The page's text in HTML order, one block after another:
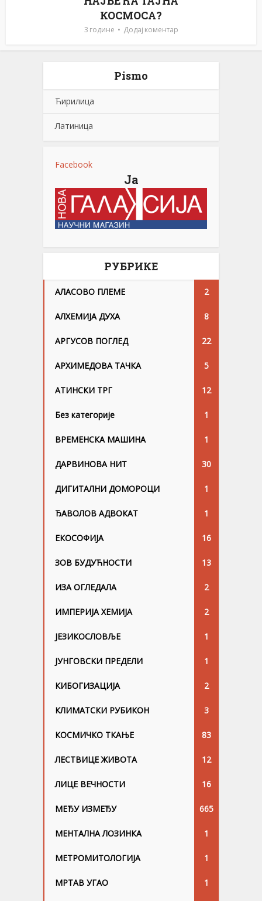
КОСМОСА?
3 године Додај коментар
Pismo
Ћирилица
Латиница
Facebook
Ја
РУБРИКЕ
АЛАСОВО ПЛЕМЕ 2
АЛХЕМИЈА ДУХА 8
АРГУСОВ ПОГЛЕД 22
АРХИМЕДОВА ТАЧКА 5
АТИНСКИ ТРГ 12
Без категорије 1
ВРЕМЕНСКА МАШИНА 1
ДАРВИНОВА НИТ 30
ДИГИТАЛНИ ДОМОРОЦИ 1
ЂАВОЛОВ АДВОКАТ 1
ЕКОСОФИЈА 16
ЗОВ БУДУЋНОСТИ 13
ИЗА ОГЛЕДАЛА 2
ИМПЕРИЈА ХЕМИЈА 2
ЈЕЗИКОСЛОВЉЕ 1
ЈУНГОВСKИ ПРЕДЕЛИ 1
КИБОГИЗАЦИЈА 2
КЛИМАТСКИ РУБИКОН 3
КОСМИЧКО ТКАЊЕ 83
ЛЕСТВИЦЕ ЖИВОТА 12
ЛИЦЕ ВЕЧНОСТИ 16
МЕЂУ ИЗМЕЂУ 665
МЕНТАЛНА ЛОЗИНКА 1
МЕТРОМИТОЛОГИЈА 1
МРТАВ УГАО 1